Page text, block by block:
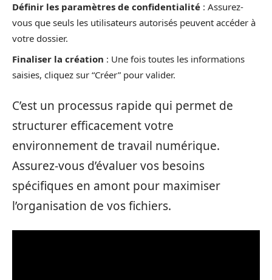
Définir les paramètres de confidentialité : Assurez-
vous que seuls les utilisateurs autorisés peuvent accéder à
votre dossier.
Finaliser la création : Une fois toutes les informations
saisies, cliquez sur “Créer” pour valider.
C’est un processus rapide qui permet de
structurer efficacement votre
environnement de travail numérique.
Assurez-vous d’évaluer vos besoins
spécifiques en amont pour maximiser
l’organisation de vos fichiers.